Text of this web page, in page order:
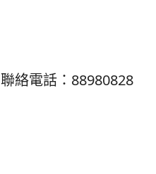
聯絡電話：